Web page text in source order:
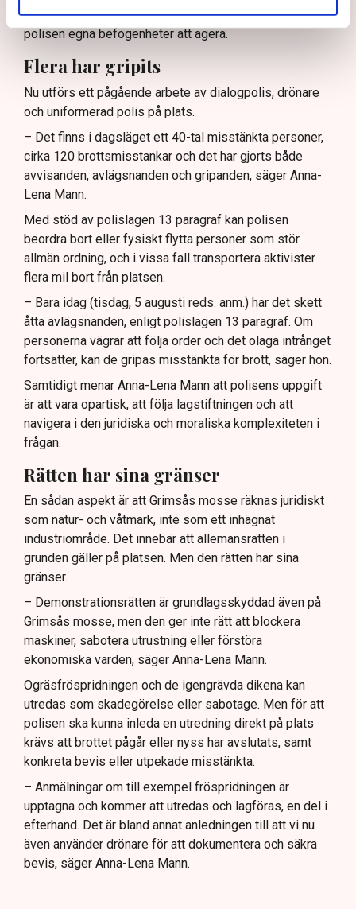
ingripandemot aktivister på plats). Utöver det har
polisen egna befogenheter att agera.
Flera har gripits
Nu utförs ett pågående arbete av dialogpolis, drönare
och uniformerad polis på plats.
– Det finns i dagsläget ett 40-tal misstänkta personer,
cirka 120 brottsmisstankar och det har gjorts både
avvisanden, avlägsnanden och gripanden, säger Anna-
Lena Mann.
Med stöd av polislagen 13 paragraf kan polisen
beordra bort eller fysiskt flytta personer som stör
allmän ordning, och i vissa fall transportera aktivister
flera mil bort från platsen.
– Bara idag (tisdag, 5 augusti reds. anm.) har det skett
åtta avlägsnanden, enligt polislagen 13 paragraf. Om
personerna vägrar att följa order och det olaga intrånget
fortsätter, kan de gripas misstänkta för brott, säger hon.
Samtidigt menar Anna-Lena Mann att polisens uppgift
är att vara opartisk, att följa lagstiftningen och att
navigera i den juridiska och moraliska komplexiteten i
frågan.
Rätten har sina gränser
En sådan aspekt är att Grimsås mosse räknas juridiskt
som natur- och våtmark, inte som ett inhägnat
industriområde. Det innebär att allemansrätten i
grunden gäller på platsen. Men den rätten har sina
gränser.
– Demonstrationsrätten är grundlagsskyddad även på
Grimsås mosse, men den ger inte rätt att blockera
maskiner, sabotera utrustning eller förstöra
ekonomiska värden, säger Anna-Lena Mann.
Ogräsfröspridningen och de igengrävda dikena kan
utredas som skadegörelse eller sabotage. Men för att
polisen ska kunna inleda en utredning direkt på plats
krävs att brottet pågår eller nyss har avslutats, samt
konkreta bevis eller utpekade misstänkta.
– Anmälningar om till exempel fröspridningen är
upptagna och kommer att utredas och lagföras, en del i
efterhand. Det är bland annat anledningen till att vi nu
även använder drönare för att dokumentera och säkra
bevis, säger Anna-Lena Mann.